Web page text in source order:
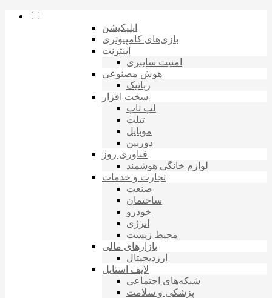
اپلیکیشن
بازی‌های کامپیوتری
اینترنت
امنیت سایبری
هوش مصنوعی
رباتیک
سخت افزار
لپ تاپ
تبلت
موبایل
دوربین
فناوری روز
لوازم خانگی هوشمند
تجارت و خدمات
صنعت
ساختمان
خودرو
انرژی
محیط زیست
بازارهای مالی
ارزدیجیتال
لایف استایل
شبکه‌های اجتماعی
پزشکی و سلامت